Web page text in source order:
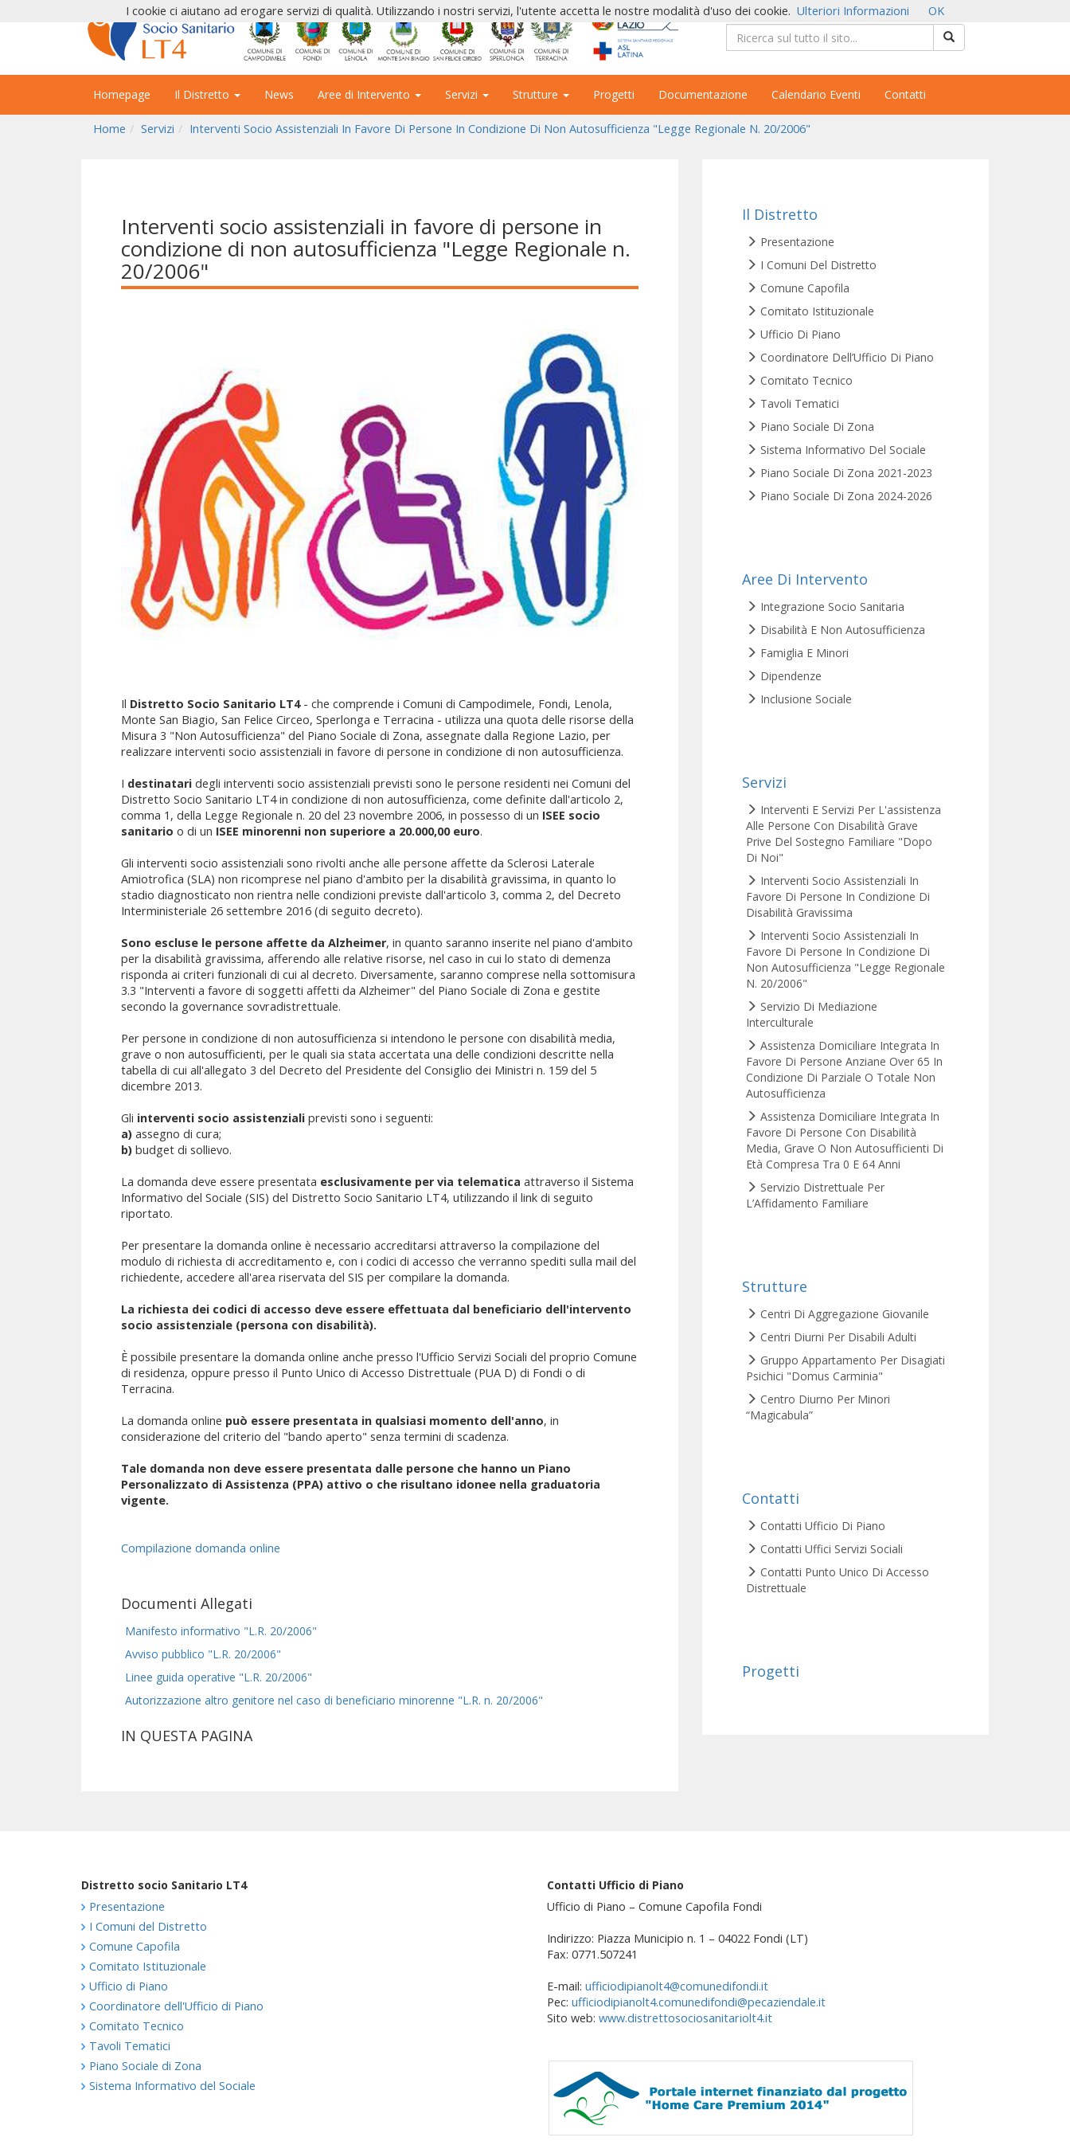
Homepage Il Distretto News Aree di Intervento Servizi Strutture Progetti Documentazione Calendario Eventi Contatti
Home Servizi Interventi Socio Assistenziali In Favore Di Persone In Condizione Di Non Autosufficienza "Legge Regionale N. 20/2006"
Interventi socio assistenziali in favore di persone in
condizione di non autosufficienza "Legge Regionale n.
20/2006"
Il Distretto Socio Sanitario LT4- che comprende i Comuni di Campodimele, Fondi, Lenola,
Monte San Biagio, San Felice Circeo, Sperlonga e Terracina - utilizza una quota delle risorse della
Misura 3 "Non Autosufficienza" del Piano Sociale di Zona, assegnate dalla Regione Lazio, per
realizzare interventi socio assistenziali in favore di persone in condizione di non autosufficienza.
I destinatari degli interventi socio assistenziali previsti sono le persone residenti nei Comuni del
Distretto Socio Sanitario LT4 in condizione di non autosufficienza, come definite dall'articolo 2,
comma 1, della Legge Regionale n. 20 del 23 novembre 2006, in possesso di un ISEE socio
sanitario o di un ISEE minorenni non superiore a 20.000,00 euro.
Gli interventi socio assistenziali sono rivolti anche alle persone affette da Sclerosi Laterale
Amiotrofica (SLA) non ricomprese nel piano d'ambito per la disabilità gravissima, in quanto lo
stadio diagnosticato non rientra nelle condizioni previste dall'articolo 3, comma 2, del Decreto
Interministeriale 26 settembre 2016 (di seguito decreto).
Sono escluse le persone affette da Alzheimer, in quanto saranno inserite nel piano d'ambito
per la disabilità gravissima, afferendo alle relative risorse, nel caso in cui lo stato di demenza
risponda ai criteri funzionali di cui al decreto. Diversamente, saranno comprese nella sottomisura
3.3 "Interventi a favore di soggetti affetti da Alzheimer" del Piano Sociale di Zona e gestite
secondo la governance sovradistrettuale.
Per persone in condizione di non autosufficienza si intendono le persone con disabilità media,
grave o non autosufficienti, per le quali sia stata accertata una delle condizioni descritte nella
tabella di cui all'allegato 3 del Decreto del Presidente del Consiglio dei Ministri n. 159 del 5
dicembre 2013.
Gli interventi socio assistenziali previsti sono i seguenti:
a) assegno di cura;
b) budget di sollievo.
La domanda deve essere presentata esclusivamente per via telematica attraverso il Sistema
Informativo del Sociale (SIS) del Distretto Socio Sanitario LT4, utilizzando il link di seguito
riportato.
Per presentare la domanda online è necessario accreditarsi attraverso la compilazione del
modulo di richiesta di accreditamento e, con i codici di accesso che verranno spediti sulla mail del
richiedente, accedere all'area riservata del SIS per compilare la domanda.
La richiesta dei codici di accesso deve essere effettuata dal beneficiario dell'intervento
socio assistenziale (persona con disabilità).
È possibile presentare la domanda online anche presso l'Ufficio Servizi Sociali del proprio Comune
di residenza, oppure presso il Punto Unico di Accesso Distrettuale (PUA D) di Fondi o di
Terracina.
La domanda online può essere presentata in qualsiasi momento dell'anno, in
considerazione del criterio del "bando aperto" senza termini di scadenza.
Tale domanda non deve essere presentata dalle persone che hanno un Piano
Personalizzato di Assistenza (PPA) attivo o che risultano idonee nella graduatoria
vigente.
Compilazione domanda online
Documenti Allegati
Manifesto informativo "L.R. 20/2006"
Avviso pubblico "L.R. 20/2006"
Linee guida operative "L.R. 20/2006"
Autorizzazione altro genitore nel caso di beneficiario minorenne "L.R. n. 20/2006"
IN QUESTA PAGINA
Il Distretto
Presentazione
I Comuni Del Distretto
Comune Capofila
Comitato Istituzionale
Ufficio Di Piano
Coordinatore Dell’Ufficio Di Piano
Comitato Tecnico
Tavoli Tematici
Piano Sociale Di Zona
Sistema Informativo Del Sociale
Piano Sociale Di Zona 2021-2023
Piano Sociale Di Zona 2024-2026
Aree Di Intervento
Integrazione Socio Sanitaria
Disabilità E Non Autosufficienza
Famiglia E Minori
Dipendenze
Inclusione Sociale
Servizi
Interventi E Servizi Per L'assistenza
Alle Persone Con Disabilità Grave
Prive Del Sostegno Familiare "Dopo
Di Noi"
Interventi Socio Assistenziali In
Favore Di Persone In Condizione Di
Disabilità Gravissima
Interventi Socio Assistenziali In
Favore Di Persone In Condizione Di
Non Autosufficienza "Legge Regionale
N. 20/2006"
Servizio Di Mediazione
Interculturale
Assistenza Domiciliare Integrata In
Favore Di Persone Anziane Over 65 In
Condizione Di Parziale O Totale Non
Autosufficienza
Assistenza Domiciliare Integrata In
Favore Di Persone Con Disabilità
Media, Grave O Non Autosufficienti Di
Età Compresa Tra 0 E 64 Anni
Servizio Distrettuale Per
L’Affidamento Familiare
Strutture
Centri Di Aggregazione Giovanile
Centri Diurni Per Disabili Adulti
Gruppo Appartamento Per Disagiati
Psichici "Domus Carminia"
Centro Diurno Per Minori
“Magicabula”
Contatti
Contatti Ufficio Di Piano
Contatti Uffici Servizi Sociali
Contatti Punto Unico Di Accesso
Distrettuale
Progetti
Distretto socio Sanitario LT4
Presentazione
I Comuni del Distretto
Comune Capofila
Comitato Istituzionale
Ufficio di Piano
Coordinatore dell'Ufficio di Piano
Comitato Tecnico
Tavoli Tematici
Piano Sociale di Zona
Sistema Informativo del Sociale
Contatti Ufficio di Piano
Ufficio di Piano – Comune Capofila Fondi
Indirizzo: Piazza Municipio n. 1 – 04022 Fondi (LT)
Fax: 0771.507241
E-mail: ufficiodipianolt4@comunedifondi.it
Pec: ufficiodipianolt4.comunedifondi@pecaziendale.it
Sito web: www.distrettosociosanitariolt4.it
I cookie ci aiutano ad erogare servizi di qualità. Utilizzando i nostri servizi, l'utente accetta le nostre modalità d'uso dei cookie. Ulteriori Informazioni OK